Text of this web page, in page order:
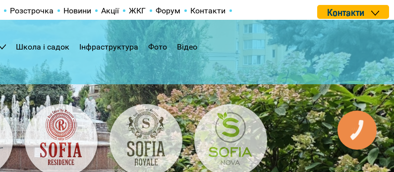
Розстрочка Новини Акції ЖКГ Форум Контакти Контакти
Школа і садок Інфраструктура Фото Відео